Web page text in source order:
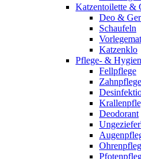
Katzentoilette &
Deo &
Schaufeln
Katzenklo
Pflege- &
Fellpflege
Zahnpflege
Deodorant